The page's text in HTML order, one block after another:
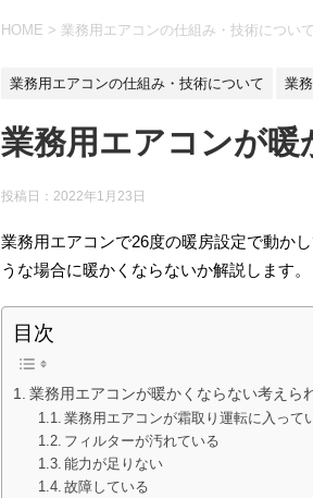
HOME > 業務用エアコンの仕組み・技術について
業務用エアコンの仕組み・技術について 業
業務用エアコンが
投稿日： 2022年1月23日
業務用エアコンで26度の暖房設定で動か
うな場合に暖かくならないか解説します。
目次
業務用エアコンが暖かくならない考えら
業務用エアコンが霜取り運転に入って
フィルターが汚れている
能力が足りない
故障している